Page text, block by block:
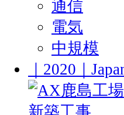
通信
電気
中規模
｜2020｜